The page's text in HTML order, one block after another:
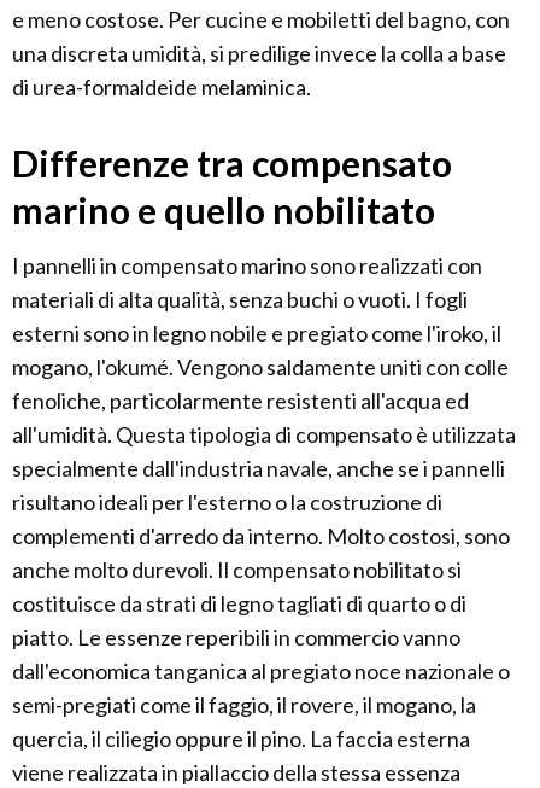
e meno costose. Per cucine e mobiletti del bagno, con
una discreta umidità, si predilige invece la colla a base
di urea-formaldeide melaminica.
Differenze tra compensato
marino e quello nobilitato
I pannelli in compensato marino sono realizzati con
materiali di alta qualità, senza buchi o vuoti. I fogli
esterni sono in legno nobile e pregiato come l'iroko, il
mogano, l'okumé. Vengono saldamente uniti con colle
fenoliche, particolarmente resistenti all'acqua ed
all'umidità. Questa tipologia di compensato è utilizzata
specialmente dall'industria navale, anche se i pannelli
risultano ideali per l'esterno o la costruzione di
complementi d'arredo da interno. Molto costosi, sono
anche molto durevoli. Il compensato nobilitato si
costituisce da strati di legno tagliati di quarto o di
piatto. Le essenze reperibili in commercio vanno
dall'economica tanganica al pregiato noce nazionale o
semi-pregiati come il faggio, il rovere, il mogano, la
quercia, il ciliegio oppure il pino. La faccia esterna
viene realizzata in piallaccio della stessa essenza